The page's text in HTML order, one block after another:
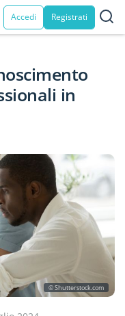
Accedi Registrati
in
© Shutterstock.com